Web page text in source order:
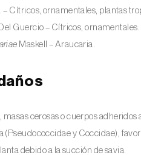
– Cítricos, ornamentales, plantas
Del Guercio – Cítricos, ornamentales.
Maskell – Araucaria.
masas cerosas o cuerpos adheridos
(Pseudococcidae y Coccidae),
debido a la succión de savia.